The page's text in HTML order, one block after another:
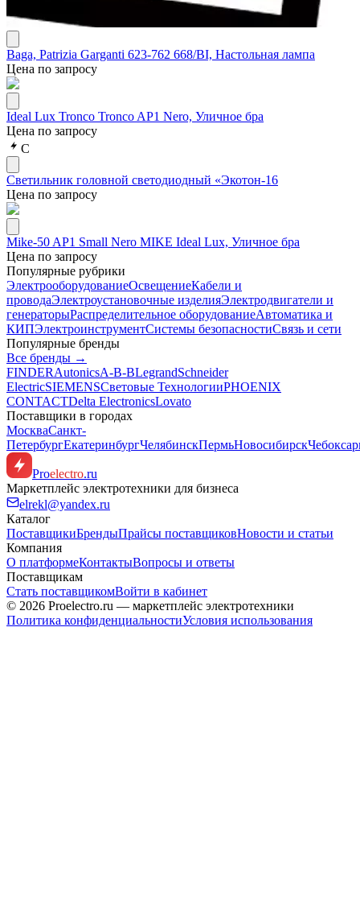
Baga, Patrizia Garganti 623-762 668/BI, Настольная лампа
Цена по запросу
Ideal Lux Tronco Tronco AP1 Nero, Уличное бра
Цена по запросу
С
Светильник головной светодиодный «Экотон-16
Цена по запросу
Mike-50 AP1 Small Nero MIKE Ideal Lux, Уличное бра
Цена по запросу
Популярные рубрики
ЭлектрооборудованиеОсвещениеКабели и
проводаЭлектроустановочные изделияЭлектродвигатели и
генераторыРаспределительное оборудованиеАвтоматика и
КИПЭлектроинструментСистемы безопасностиСвязь и сети
Популярные бренды
Все бренды →
FINDERAutonicsA-B-BLegrandSchneider
ElectricSIEMENSСветовые ТехнологииPHOENIX
CONTACTDelta ElectronicsLovato
Поставщики в городах
МоскваСанкт-
ПетербургЕкатеринбургЧелябинскПермьНовосибирск
Proelectro.ru
Маркетплейс электротехники для бизнеса
elrekl@yandex.ru
Каталог
ПоставщикиБрендыПрайсы поставщиковНовости и статьи
Компания
О платформеКонтактыВопросы и ответы
Поставщикам
Стать поставщикомВойти в кабинет
© 2026 Proelectro.ru — маркетплейс электротехники
Политика конфиденциальностиУсловия использования